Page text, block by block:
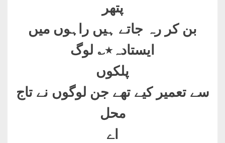
پتھر
بن کر رہ جاتے ہیں راہوں میں
ایستادہ٭؎ لوگ
پلکوں
سے تعمیر کیے تھے جن لوگوں نے تاج
محل
اے